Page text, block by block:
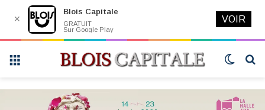
Switch
✕
Blois Capitale
GRATUIT
Sur Google Play
VOIR